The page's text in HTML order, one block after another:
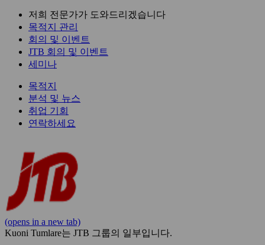
저희 전문가가 도와드리겠습니다
목적지 관리
회의 및 이벤트
JTB 회의 및 이벤트
세미나
목적지
분석 및 뉴스
취업 기회
연락하세요
(opens in a new tab)
Kuoni Tumlare는 JTB 그룹의 일부입니다.